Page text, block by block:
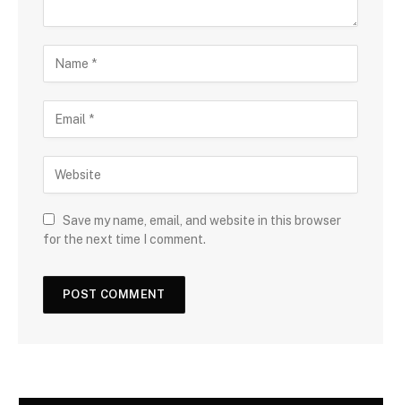
Save my name, email, and website in this browser
for the next time I comment.